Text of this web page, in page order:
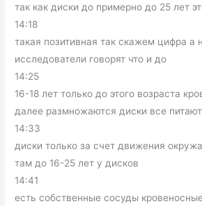
так как диски до примерно до 25 лет
14:18
такая позитивная так скажем цифра а
исследователи говорят что и до
14:25
16-18 лет только до этого возраста
далее размножаются диски все
14:33
диски только за счет движения
там до 16-25 лет у дисков
14:41
есть собственные сосуды